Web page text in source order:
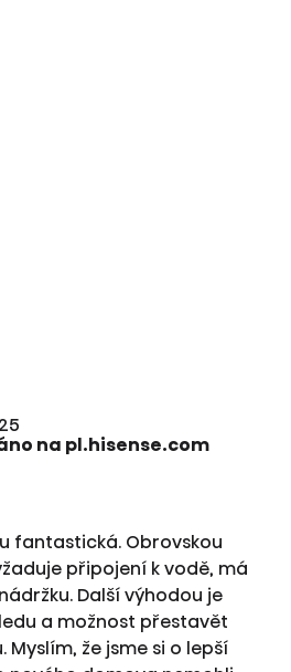
na pl.hisense.com
fantastická. Obrovskou
připojení k vodě, má
Další výhodou je
a možnost přestavět
Myslím, že jsme si o lepší